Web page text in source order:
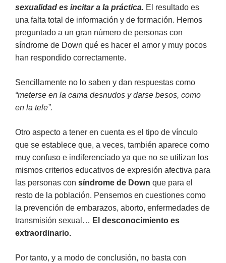
sexualidad es incitar a la práctica. El resultado es
una falta total de información y de formación. Hemos
preguntado a un gran número de personas con
síndrome de Down qué es hacer el amor y muy pocos
han respondido correctamente.
Sencillamente no lo saben y dan respuestas como
“meterse en la cama desnudos y darse besos, como
en la tele”.
Otro aspecto a tener en cuenta es el tipo de vínculo
que se establece que, a veces, también aparece como
muy confuso e indiferenciado ya que no se utilizan los
mismos criterios educativos de expresión afectiva para
las personas con síndrome de Down que para el
resto de la población. Pensemos en cuestiones como
la prevención de embarazos, aborto, enfermedades de
transmisión sexual… El desconocimiento es
extraordinario.
Por tanto, y a modo de conclusión, no basta con